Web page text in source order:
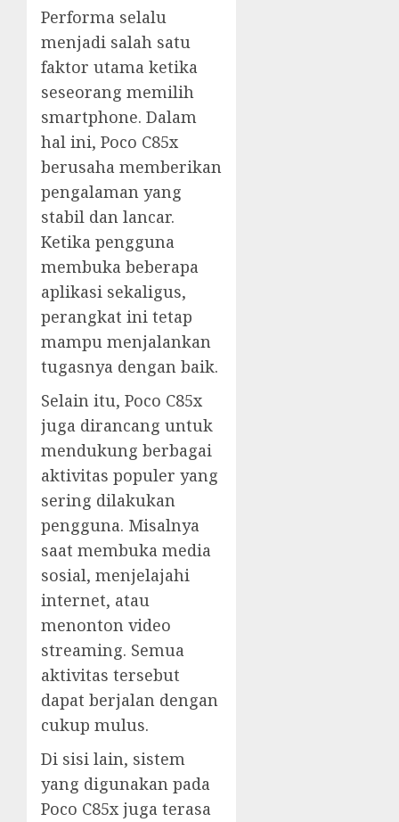
Performa selalu
menjadi salah satu
faktor utama ketika
seseorang memilih
smartphone. Dalam
hal ini, Poco C85x
berusaha memberikan
pengalaman yang
stabil dan lancar.
Ketika pengguna
membuka beberapa
aplikasi sekaligus,
perangkat ini tetap
mampu menjalankan
tugasnya dengan baik.
Selain itu, Poco C85x
juga dirancang untuk
mendukung berbagai
aktivitas populer yang
sering dilakukan
pengguna. Misalnya
saat membuka media
sosial, menjelajahi
internet, atau
menonton video
streaming. Semua
aktivitas tersebut
dapat berjalan dengan
cukup mulus.
Di sisi lain, sistem
yang digunakan pada
Poco C85x juga terasa